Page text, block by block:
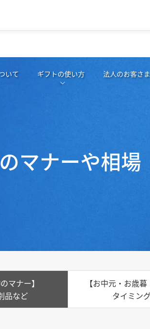
いて ギフトの使い方 法人のお客さま
マナーや相場
マナー】
品など
【お中元・お歳
タイミン